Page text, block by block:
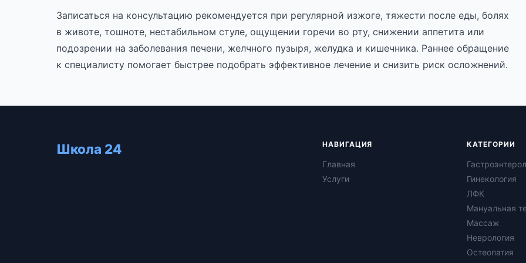
Записаться на консультацию рекомендуется при регулярной изжоге, тяжести после еды, болях
в животе, тошноте, нестабильном стуле, ощущении горечи во рту, снижении аппетита или
подозрении на заболевания печени, желчного пузыря, желудка и кишечника. Раннее обращение
к специалисту помогает быстрее подобрать эффективное лечение и снизить риск осложнений.
Школа 24 НАВИГАЦИЯ
Главная
Услуги
КАТЕГОРИИ
Гинекология
ЛФК
Мануальная
Массаж
Неврология
Остеопатия